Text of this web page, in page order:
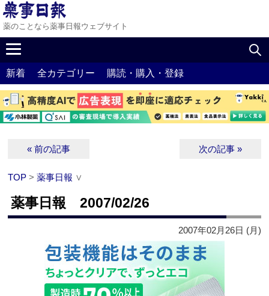
薬のことなら薬事日報ウェブサイト
新着 全カテゴリー 購読・購入・登録
« 前の記事 次の記事 »
TOP >薬事日報 ∨
薬事日報 2007/02/26
2007年02月26日 (月)